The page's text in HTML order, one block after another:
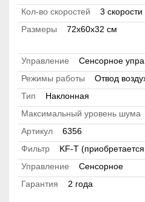
Кол-во скоростей
3 скорости
Размеры
72х60х32 см
Управление
Сенсорное
Режимы работы
Отвод
Тип
Наклонная
Максимальный уровень шума
Артикул
6356
Фильтр
KF-T
Управление
Сенсорное
Гарантия
2 года